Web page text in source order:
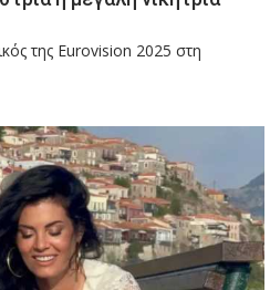
της Eurovision 2025 στη